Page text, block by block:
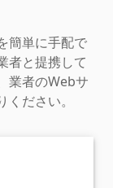
簡単に手配で
者と提携して
業者のWebサ
ださい。